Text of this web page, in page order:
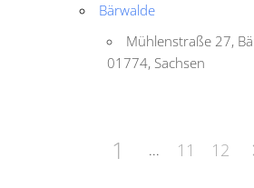
Bärwalde
Mühlenstraße 27,
01774, Sachsen
1 11 12